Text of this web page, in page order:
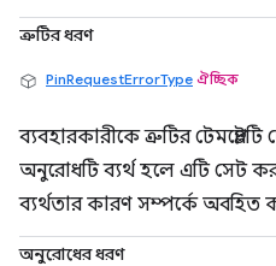
ত্রুটির ধরণ
PinRequestErrorType ঐচ্ছিক
ব্যবহারকারীকে ত্রুটির টেমপ্লেটটি
অনুরোধটি ব্যর্থ হলে এটি সেট
ব্যর্থতার কারণ সম্পর্কে অবহিত
অনুরোধের ধরণ